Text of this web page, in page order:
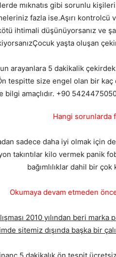
mıknatıs gibi sorunlu
fazla ise.Aşırı kontrolcü
ihtimali düşünüyorsanız ve
yaşta oluşan
arayanlara 5 dakikalik
tespitte size engel olan bir
bilgi amaçlıdır. +90
Hangi sorunlarda
sadece daha iyi olmak için
takıntılar kilo vermek panik
bağımlılıklar dahil bir
Okumaya devam etmeden
2010 yılından beri
sitemiz dışında başka bir